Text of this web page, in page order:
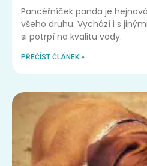
Pancéřníček panda je
všeho druhu. Vychází i s
si potrpí na kvalitu vody.
PŘEČÍST ČLÁNEK »